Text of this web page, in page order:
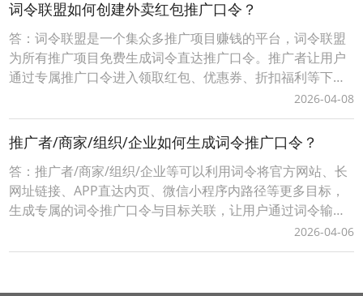
日
词令联盟如何创建外卖红包推广口令？
答：词令联盟是一个集众多推广项目赚钱的平台，词令联盟
为所有推广项目免费生成词令直达推广口令。推广者让用户
通过专属推广口令进入领取红包、优惠券、折扣福利等下单
可享受优惠，推广者可获得成交订单相应的佣金轻松赚钱。0
成本无压力、多劳多得时间自由、您只需做好一件事让用户
通过您的词令直达专属推广口令或推广素材进入下单即可获
得佣金，无需处理发货、服务等问题。词令联盟如何创建
2026-04-08
推广者/商家/组织/企业如何生成词令推广口令？
答：推广者/商家/组织/企业等可以利用词令将官方网站、长
网址链接、APP直达内页、微信小程序内路径等更多目标，
生成专属的词令推广口令与目标关联，让用户通过词令输入
口令直接打开目标。在词令口令有效期推广者可任意修改打
开的直达目标。推广者/商家/组织/企业如何生成词令推广口
2026-04-06